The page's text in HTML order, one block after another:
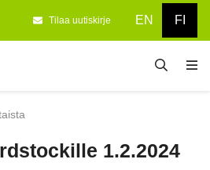
Tilaa uutiskirje EN FI
1.2.2024